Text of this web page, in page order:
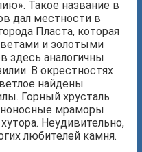
Такое название в
дал местности в
Пласта, которая
и золотыми
здесь аналогичны
В окрестностях
найдены
Горный хрусталь
мраморы
Неудивительно,
любителей камня.